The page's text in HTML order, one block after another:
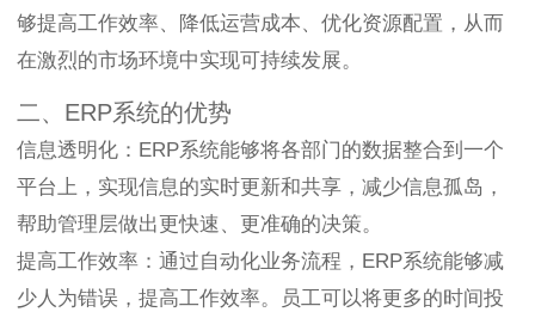
够提高工作效率、降低运营成本、优化资源配置，从而
在激烈的市场环境中实现可持续发展。
二、ERP系统的优势
信息透明化：ERP系统能够将各部门的数据整合到一个
平台上，实现信息的实时更新和共享，减少信息孤岛，
帮助管理层做出更快速、更准确的决策。
提高工作效率：通过自动化业务流程，ERP系统能够减
少人为错误，提高工作效率。员工可以将更多的时间投